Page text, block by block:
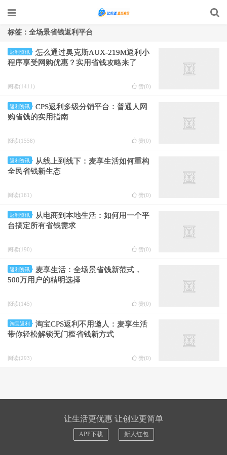
标签：全场景省钱返利平台
返利资讯
怎么通过奥克斯AUX-219M返利小
程序享受网购优惠？实用省钱攻略来了
阅读(1411) 赞(0)
返利资讯
CPS返利多级分销平台：普通人网
购省钱的实用指南
阅读(1558) 赞(0)
返利资讯
从线上到线下：麦享生活如何重构
全民省钱新生态
阅读(161) 赞(0)
返利资讯
从电商到本地生活：如何用一个平
台搞定所有省钱需求
阅读(190) 赞(0)
返利资讯
麦享生活：全场景省钱新范式，
500万用户的精明选择
阅读(145) 赞(0)
淘宝返利
淘宝CPS返利不用邀人：麦享生活
带你轻松解锁无门槛省钱新方式
阅读(293) 赞(0)
让生活更优惠 让创业更简单
APP下载 新人红包